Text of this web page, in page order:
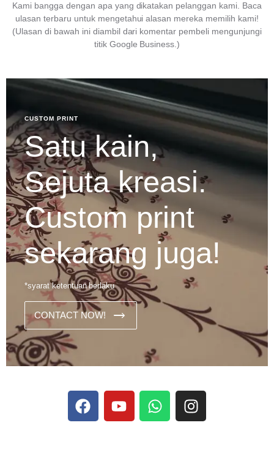
Kami bangga dengan apa yang dikatakan pelanggan kami. Baca
ulasan terbaru untuk mengetahui alasan mereka memilih kami!
(Ulasan di bawah ini diambil dari komentar pembeli mengunjungi
titik Google Business.)
CUSTOM PRINT
Satu kain,
Sejuta kreasi.
Custom print
sekarang juga!
*syarat ketentuan berlaku
CONTACT NOW!